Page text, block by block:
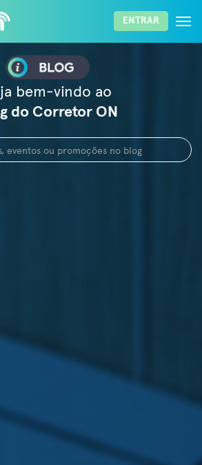
Lembrar senha
Esqueci a senha
ENTRAR
bem-vindo ao
do Corretor ON